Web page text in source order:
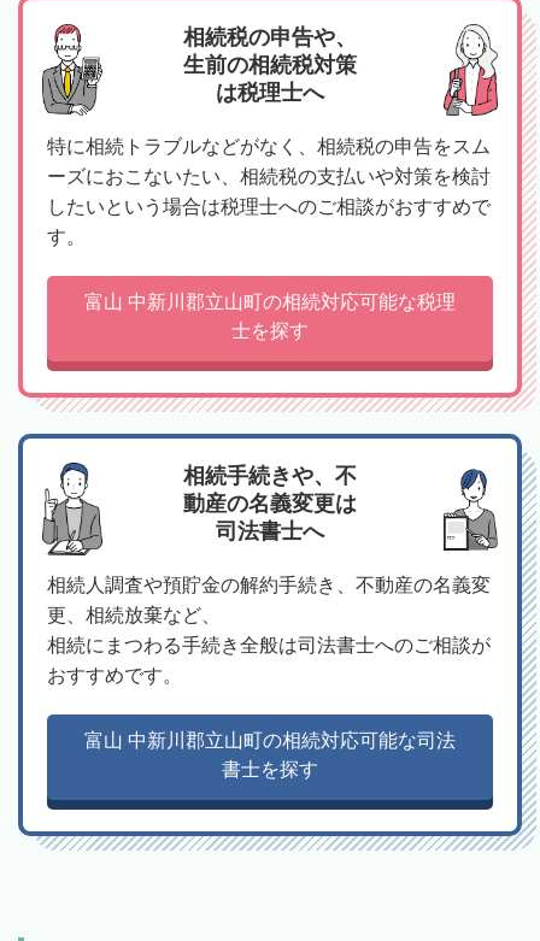
相続税の申告や、
生前の相続税対策
は税理士へ
特に相続トラブルなどがなく、相続税の申告をスム
ーズにおこないたい、相続税の支払いや対策を検討
したいという場合は税理士へのご相談がおすすめで
す。
富山 中新川郡立山町の相続対応可能な税理
士を探す
相続手続きや、不
動産の名義変更は
司法書士へ
相続人調査や預貯金の解約手続き、不動産の名義変
更、相続放棄など、
相続にまつわる手続き全般は司法書士へのご相談が
おすすめです。
富山 中新川郡立山町の相続対応可能な司法
書士を探す